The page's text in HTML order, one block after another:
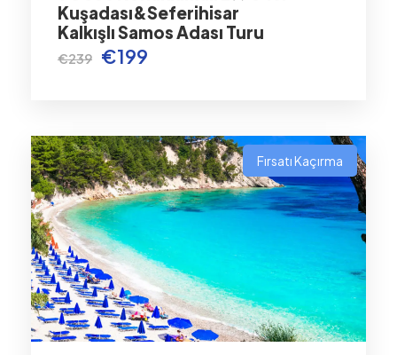
Kuşadası&Seferihisar
Kalkışlı Samos Adası Turu
€239 €199
Fırsatı Kaçırma